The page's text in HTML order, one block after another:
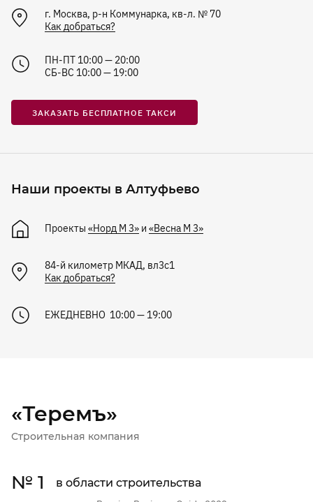
г. Москва, р-н Коммунарка, кв-л. № 70
Как добраться?
ПН-ПТ 10:00 — 20:00
СБ-ВС 10:00 — 19:00
ЗАКАЗАТЬ БЕСПЛАТНОЕ ТАКСИ
Наши проекты в Алтуфьево
Проекты «Норд М 3» и «Весна М 3»
84-й километр МКАД, вл3с1
Как добраться?
ЕЖЕДНЕВНО 10:00 — 19:00
«Теремъ»
Строительная компания
№ 1 в области строительства